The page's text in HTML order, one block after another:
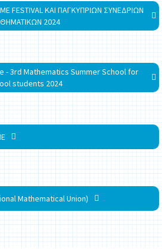
FESTIVAL ΚΑΙ ΠΑΓΚΥΠΡΙΩΝ ΣΥΝΕΔΡΙΩΝ
2024
- 3rd Mathematics Summer School for
students 2024
Mathematical Union)